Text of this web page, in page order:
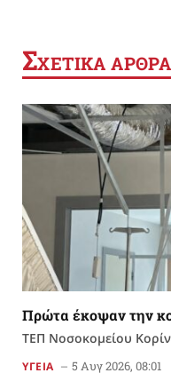
ΣΧΕΤΙΚΑ ΑΡΘΡΑ
Πρώτα έκοψαν την
ΤΕΠ Νοσοκομείου
ΥΓΕΙΑ 5 Αυγ 2026, 08:01